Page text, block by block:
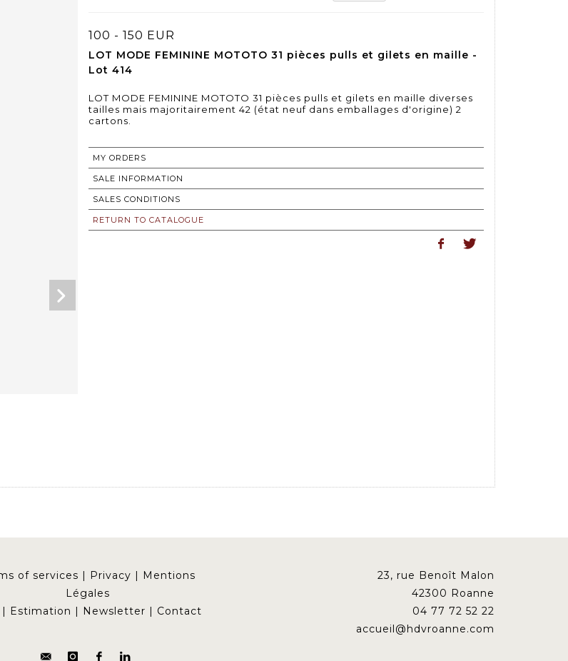
100 - 150 EUR
LOT MODE FEMININE MOTOTO 31 pièces pulls et gilets en maille -
Lot 414
LOT MODE FEMININE MOTOTO 31 pièces pulls et gilets en maille diverses
tailles mais majoritairement 42 (état neuf dans emballages d'origine) 2
cartons.
MY ORDERS
SALE INFORMATION
SALES CONDITIONS
RETURN TO CATALOGUE
of services | Privacy | Mentions
Légales
| Estimation | Newsletter | Contact
23, rue Benoît Malon
42300 Roanne
04 77 72 52 22
accueil@hdvroanne.com